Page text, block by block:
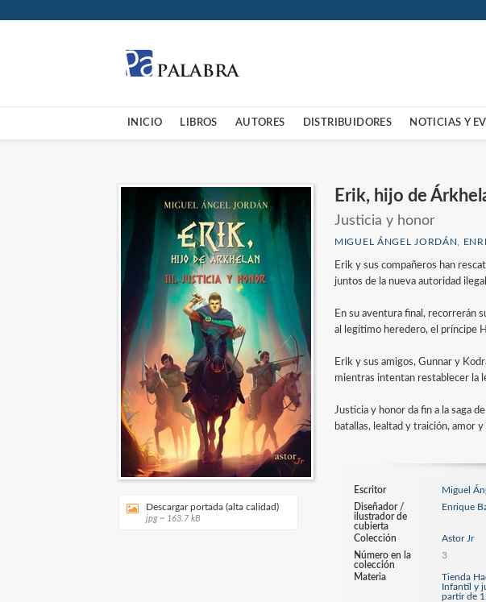
INICIO LIBROS AUTORES DISTRIBUIDORES NOTICIAS Y
Descargar portada (alta calidad)
jpg ~ 163.7 kB
Erik, hijo de
Justicia y honor
MIGUEL ÁNGEL JORDÁN
Erik y sus compañeros han
juntos de la nueva autoridad
En su aventura final, recorrerán
al legítimo heredero, el príncipe
Erik y sus amigos, Gunnar y
mientras intentan restablecer la
Justicia y honor da fin a la saga
batallas, lealtad y traición, amor
Escritor
Miguel
Diseñador /
ilustrador de
cubierta
Enrique
Colección
Astor Jr
Número en la
colección
3
Materia Tienda
Infantil y
partir de